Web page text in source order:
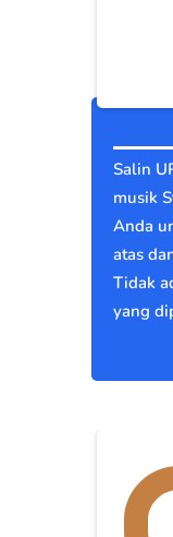
Salin
musik
Anda
atas
Tidak
yang